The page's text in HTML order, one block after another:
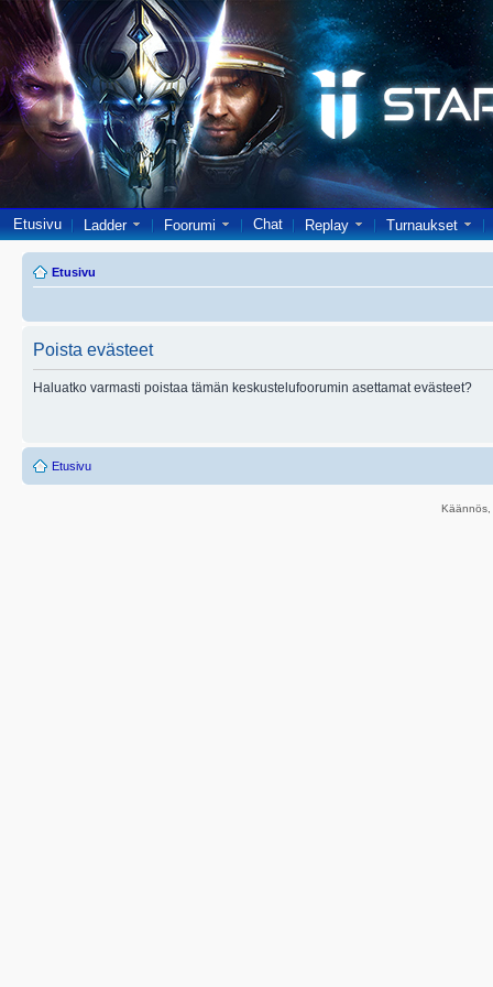
Etusivu Ladder Foorumi Chat Replay Turnaukset
Etusivu
Poista evästeet
Haluatko varmasti poistaa tämän keskustelufoorumin asettamat evästeet?
Etusivu